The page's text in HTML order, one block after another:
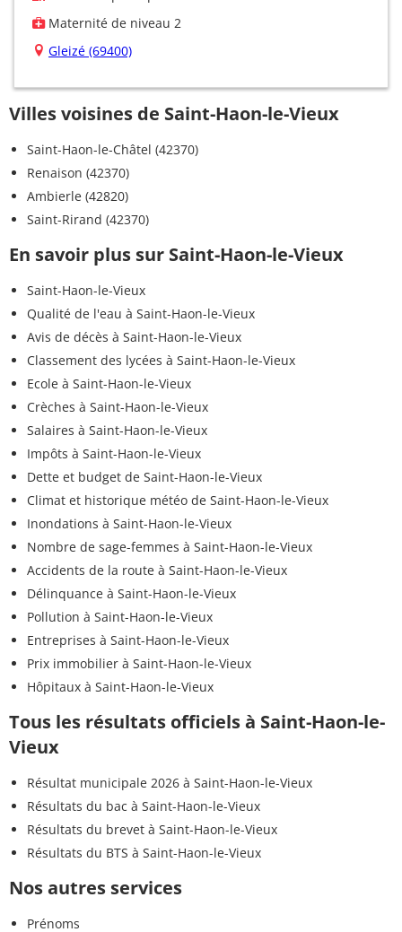
Maternité de niveau 2
Gleizé (69400)
Villes voisines de Saint-Haon-le-Vieux
Saint-Haon-le-Châtel (42370)
Renaison (42370)
Ambierle (42820)
Saint-Rirand (42370)
En savoir plus sur Saint-Haon-le-Vieux
Saint-Haon-le-Vieux
Qualité de l'eau à Saint-Haon-le-Vieux
Avis de décès à Saint-Haon-le-Vieux
Classement des lycées à Saint-Haon-le-Vieux
Ecole à Saint-Haon-le-Vieux
Crèches à Saint-Haon-le-Vieux
Salaires à Saint-Haon-le-Vieux
Impôts à Saint-Haon-le-Vieux
Dette et budget de Saint-Haon-le-Vieux
Climat et historique météo de Saint-Haon-le-Vieux
Inondations à Saint-Haon-le-Vieux
Nombre de sage-femmes à Saint-Haon-le-Vieux
Accidents de la route à Saint-Haon-le-Vieux
Délinquance à Saint-Haon-le-Vieux
Pollution à Saint-Haon-le-Vieux
Entreprises à Saint-Haon-le-Vieux
Prix immobilier à Saint-Haon-le-Vieux
Hôpitaux à Saint-Haon-le-Vieux
Tous les résultats officiels à Saint-Haon-le-
Vieux
Résultat municipale 2026 à Saint-Haon-le-Vieux
Résultats du bac à Saint-Haon-le-Vieux
Résultats du brevet à Saint-Haon-le-Vieux
Résultats du BTS à Saint-Haon-le-Vieux
Nos autres services
Prénoms